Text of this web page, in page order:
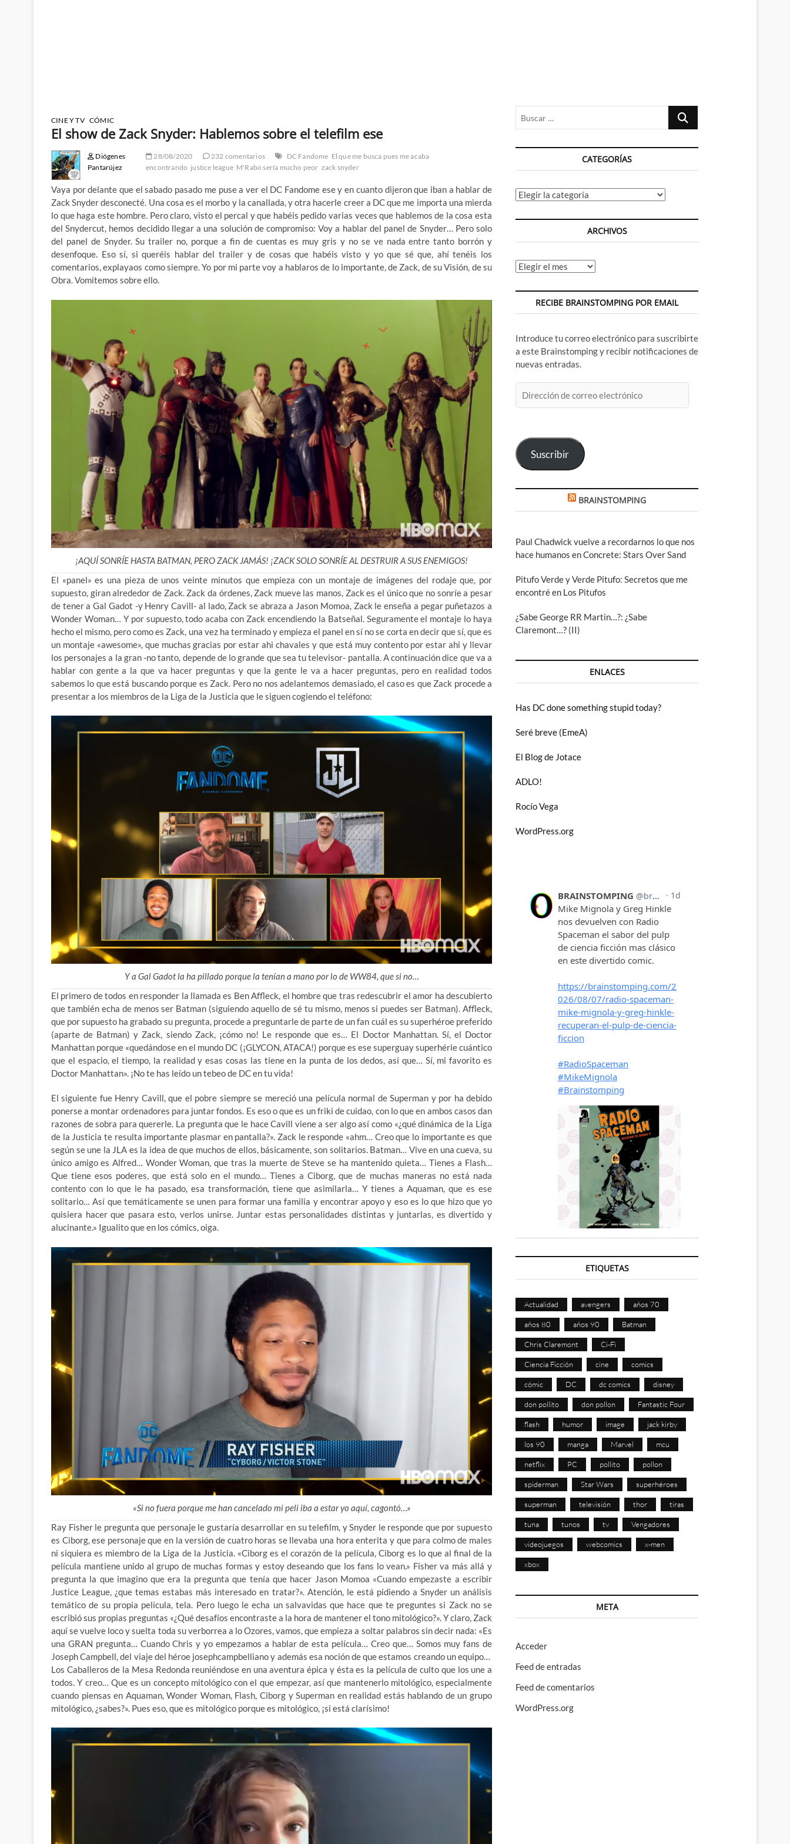
CINE Y TV CÓMIC
El show de Zack Snyder: Hablemos sobre el telefilm ese
Diógenes
Pantarújez
28/08/2020 232 comentarios DC Fandome El que me busca pues me acaba
encontrando justice league M'Rabo sería mucho peor zack snyder
Vaya por delante que el sabado pasado me puse a ver el DC Fandome ese y en cuanto dijeron que iban a hablar de
Zack Snyder desconecté. Una cosa es el morbo y la canallada, y otra hacerle creer a DC que me importa una mierda
lo que haga este hombre. Pero claro, visto el percal y que habéis pedido varias veces que hablemos de la cosa esta
del Snydercut, hemos decidido llegar a una solución de compromiso: Voy a hablar del panel de Snyder… Pero solo
del panel de Snyder. Su trailer no, porque a fin de cuentas es muy gris y no se ve nada entre tanto borrón y
desenfoque. Eso sí, si queréis hablar del trailer y de cosas que habéis visto y yo que sé que, ahí tenéis los
comentarios, explayaos como siempre. Yo por mi parte voy a hablaros de lo importante, de Zack, de su Visión, de su
Obra. Vomitemos sobre ello.
¡AQUÍ SONRÍE HASTA BATMAN, PERO ZACK JAMÁS! ¡ZACK SOLO SONRÍE AL DESTRUIR A SUS ENEMIGOS!
El «panel» es una pieza de unos veinte minutos que empieza con un montaje de imágenes del rodaje que, por
supuesto, giran alrededor de Zack. Zack da órdenes, Zack mueve las manos, Zack es el único que no sonríe a pesar
de tener a Gal Gadot -y Henry Cavill- al lado, Zack se abraza a Jason Momoa, Zack le enseña a pegar puñetazos a
Wonder Woman… Y por supuesto, todo acaba con Zack encendiendo la Batseñal. Seguramente el montaje lo haya
hecho el mismo, pero como es Zack, una vez ha terminado y empieza el panel en sí no se corta en decir que sí, que es
un montaje «awesome», que muchas gracias por estar ahi chavales y que está muy contento por estar ahi y llevar
los personajes a la gran -no tanto, depende de lo grande que sea tu televisor- pantalla. A continuación dice que va a
hablar con gente a la que va hacer preguntas y que la gente le va a hacer preguntas, pero en realidad todos
sabemos lo que está buscando porque es Zack. Pero no nos adelantemos demasiado, el caso es que Zack procede a
presentar a los miembros de la Liga de la Justicia que le siguen cogiendo el teléfono:
Y a Gal Gadot la ha pillado porque la tenían a mano por lo de WW84, que si no…
El primero de todos en responder la llamada es Ben Affleck, el hombre que tras redescubrir el amor ha descubierto
que también echa de menos ser Batman (siguiendo aquello de sé tu mismo, menos si puedes ser Batman). Affleck,
que por supuesto ha grabado su pregunta, procede a preguntarle de parte de un fan cuál es su superhéroe preferido
(aparte de Batman) y Zack, siendo Zack, ¡cómo no! Le responde que es… El Doctor Manhattan. Sí, el Doctor
Manhattan porque «quedándose en el mundo DC (¡GLYCON, ATACA!) porque es ese superguay superhérie cuántico
que el espacio, el tiempo, la realidad y esas cosas las tiene en la punta de los dedos, así que… Sí, mi favorito es
Doctor Manhattan». ¡No te has leído un tebeo de DC en tu vida!
El siguiente fue Henry Cavill, que el pobre siempre se mereció una película normal de Superman y por ha debido
ponerse a montar ordenadores para juntar fondos. Es eso o que es un friki de cuidao, con lo que en ambos casos dan
razones de sobra para quererle. La pregunta que le hace Cavill viene a ser algo así como «¿qué dinámica de la Liga
de la Justicia te resulta importante plasmar en pantalla?». Zack le responde «ahm… Creo que lo importante es que
según se une la JLA es la idea de que muchos de ellos, básicamente, son solitarios. Batman… Vive en una cueva, su
único amigo es Alfred… Wonder Woman, que tras la muerte de Steve se ha mantenido quieta… Tienes a Flash…
Que tiene esos poderes, que está solo en el mundo… Tienes a Ciborg, que de muchas maneras no está nada
contento con lo que le ha pasado, esa transformación, tiene que asimilarla… Y tienes a Aquaman, que es ese
solitario… Así que temáticamente se unen para formar una familia y encontrar apoyo y eso es lo que hizo que yo
quisiera hacer que pasara esto, verlos unirse. Juntar estas personalidades distintas y juntarlas, es divertido y
alucinante.» Igualito que en los cómics, oiga.
«Si no fuera porque me han cancelado mi peli iba a estar yo aquí, cagontó…»
Ray Fisher le pregunta que personaje le gustaría desarrollar en su telefilm, y Snyder le responde que por supuesto
es Ciborg, ese personaje que en la versión de cuatro horas se llevaba una hora enterita y que para colmo de males
ni siquiera es miembro de la Liga de la Justicia. «Ciborg es el corazón de la película, Ciborg es lo que al final de la
película mantiene unido al grupo de muchas formas y estoy deseando que los fans lo vean.» Fisher va más allá y
pregunta la que imagino que era la pregunta que tenía que hacer Jason Momoa «Cuando empezaste a escribir
Justice League, ¿que temas estabas más interesado en tratar?». Atención, le está pidiendo a Snyder un análisis
temático de su propia película, tela. Pero luego le echa un salvavidas que hace que te preguntes si Zack no se
escribió sus propias preguntas «¿Qué desafíos encontraste a la hora de mantener el tono mitológico?». Y claro, Zack
aquí se vuelve loco y suelta toda su verborrea a lo Ozores, vamos, que empieza a soltar palabros sin decir nada: «Es
una GRAN pregunta… Cuando Chris y yo empezamos a hablar de esta película… Creo que… Somos muy fans de
Joseph Campbell, del viaje del héroe josephcampbelliano y además esa noción de que estamos creando un equipo…
Los Caballeros de la Mesa Redonda reuniéndose en una aventura épica y ésta es la película de culto que los une a
todos. Y creo… Que es un concepto mitológico con el que empezar, así que mantenerlo mitológico, especialmente
cuando piensas en Aquaman, Wonder Woman, Flash, Ciborg y Superman en realidad estás hablando de un grupo
mitológico, ¿sabes?». Pues eso, que es mitológico porque es mitológico, ¡si está clarísimo!
Buscar
CATEGORÍAS
Categorías
ARCHIVOS
Archivos
RECIBE BRAINSTOMPING POR EMAIL
Introduce tu correo electrónico para suscribirte
a este Brainstomping y recibir notificaciones de
nuevas entradas.
de
Suscribir
BRAINSTOMPING
Paul Chadwick vuelve a recordarnos lo que nos
hace humanos en Concrete: Stars Over Sand
Pitufo Verde y Verde Pitufo: Secretos que me
encontré en Los Pitufos
¿Sabe George RR Martin…?: ¿Sabe
Claremont…? (II)
ENLACES
Has DC done something stupid today?
Seré breve (EmeA)
El Blog de Jotace
ADLO!
Rocío Vega
WordPress.org
ETIQUETAS
Actualidad avengers años 70
años 80 años 90 Batman
Chris Claremont Ci-Fi
Ciencia Ficción cine comics
cómic DC dc comics disney
don pollito don pollon Fantastic Four
flash humor image jack kirby
los 90 manga Marvel mcu
netflix PC pollito pollon
spiderman Star Wars superhéroes
superman televisión thor tiras
tuna tunos tv Vengadores
videojuegos webcomics x-men
xbox
META
Acceder
Feed de entradas
Feed de comentarios
WordPress.org